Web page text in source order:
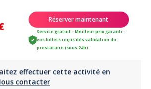
Réserver maintenant
Service gratuit - Meilleur prix garanti -
vos billets reçus dès validation du
prestataire (sous 24h)
effectuer cette activité en
contacter